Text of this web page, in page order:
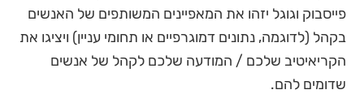
פייסבוק וגוגל יזהו את המאפיינים המשותפים של האנשים
בקהל (לדוגמה, נתונים דמוגרפיים או תחומי עניין) ויציגו את
הקריאיטיב שלכם / המודעה שלכם לקהל של אנשים
שדומים להם.